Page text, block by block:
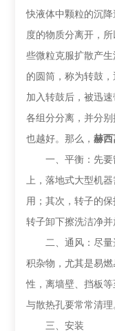
快液体中颗粒的沉
度的物质分离开，
些微粒克服扩散产
的圆筒，称为转鼓
加入转鼓后，被迅
各组分分离，并分
也越好。那么，赫
一、平衡：先要
上，落地式大型机
用；其次，转子的
转子卸下擦洗洁净并
二、通风：尽量
积杂物，尤其是易
性，离墙壁、挡板
与散热孔要常常清理
三、安装